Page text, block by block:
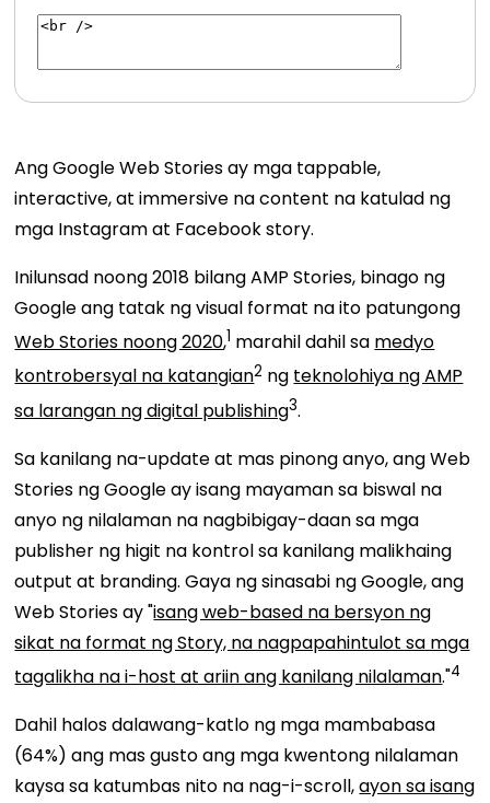
Ang Google Web Stories ay mga tappable,
interactive, at immersive na content na katulad ng
mga Instagram at Facebook story.
Inilunsad noong 2018 bilang AMP Stories, binago ng
Google ang tatak ng visual format na ito patungong
Web Stories noong 2020,1 marahil dahil sa medyo
kontrobersyal na katangian2 ngteknolohiya ng AMP
sa larangan ng digital publishing3.
Sa kanilang na-update at mas pinong anyo, ang Web
Stories ng Google ay isang mayaman sa biswal na
anyo ng nilalaman na nagbibigay-daan sa mga
publisher ng higit na kontrol sa kanilang malikhaing
output at branding. Gaya ng sinasabi ng Google, ang
Web Stories ay"isang web-based na bersyon ng
sikat na format ng Story, na nagpapahintulot sa mga
tagalikha na i-host at ariin ang kanilang nilalaman."4
Dahil halos dalawang-katlo ng mga mambabasa
(64%) ang mas gusto ang mga kwentong nilalaman
kaysa sa katumbas nito na nag-i-scroll,ayon sa isang